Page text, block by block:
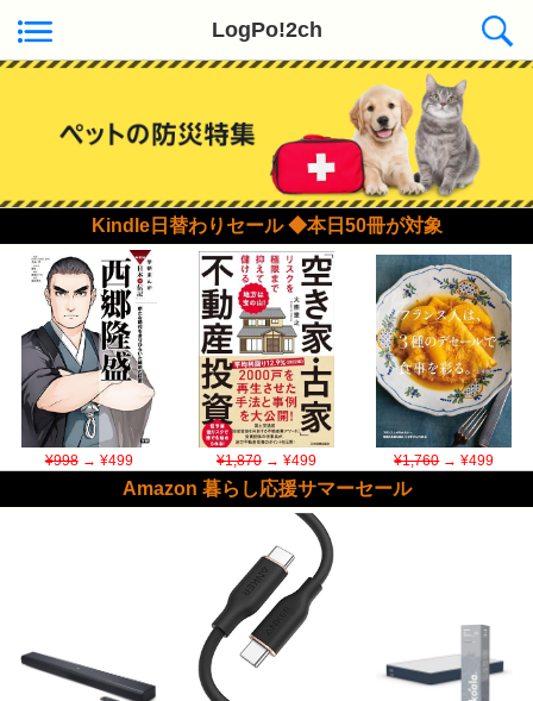
LogPo!2ch
Kindle日替わりセール ◆本日50冊が対象
¥998→ ¥499 ¥1,870→ ¥499 ¥1,760→ ¥499
Amazon 暮らし応援サマーセール